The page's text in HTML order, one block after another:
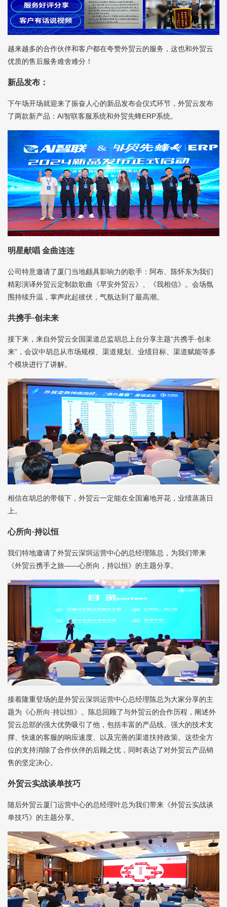
越来越多的合作伙伴和客户都在夸赞外贸云的服务，这也和外贸云
优质的售后服务难舍难分！
新品发布：
下午场开场就迎来了振奋人心的新品发布会仪式环节，外贸云发布
了两款新产品：AI智联客服系统和外贸先蜂ERP系统。
明星献唱 金曲连连
公司特意邀请了厦门当地颇具影响力的歌手：阿布、陈怀东为我们
精彩演译外贸云定制款歌曲《早安外贸云》、《我相信》。会场氛
围持续升温，掌声此起彼伏，气氛达到了最高潮。
共携手·创未来
接下来，来自外贸云全国渠道总监胡总上台分享主题“共携手·创未
来”，会议中胡总从市场规模、渠道规划、业绩目标、渠道赋能等多
个模块进行了讲解。
相信在胡总的带领下，外贸云一定能在全国遍地开花，业绩蒸蒸日
上。
心所向·持以恒
我们特地邀请了外贸云深圳运营中心的总经理陈总，为我们带来
《外贸云携手之旅——心所向，持以恒》的主题分享。
接着隆重登场的是外贸云深圳运营中心总经理陈总为大家分享的主
题为《心所向·持以恒》。陈总回顾了与外贸云的合作历程，阐述外
贸云总部的强大优势吸引了他，包括丰富的产品线、强大的技术支
撑、快速的客服的响应速度、以及完善的渠道扶持政策。这些全方
位的支持消除了合作伙伴的后顾之忧，同时表达了对外贸云产品销
售的坚定决心。
外贸云实战谈单技巧
随后外贸云厦门运营中心的总经理叶总为我们带来《外贸云实战谈
单技巧》的主题分享。